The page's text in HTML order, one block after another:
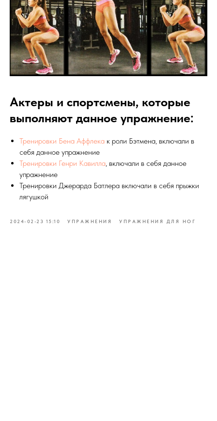
Актеры и спортсмены, которые
выполняют данное упражнение:
Тренировки Бена Аффлека к роли Бэтмена, включали в
себя данное упражнение
Тренировки Генри Кавилла, включали в себя данное
упражнение
Тренировки Джерарда Батлера включали в себя прыжки
лягушкой
2024-02-23 15:10 УПРАЖНЕНИЯ УПРАЖНЕНИЯ ДЛЯ НОГ